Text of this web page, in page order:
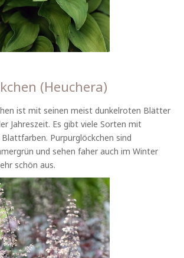
(Heuchera)
ist mit seinen meist dunkelroten Blätter
Jahreszeit. Es gibt viele Sorten mit
Purpurglöckchen sind
und sehen faher auch im Winter
schön aus.